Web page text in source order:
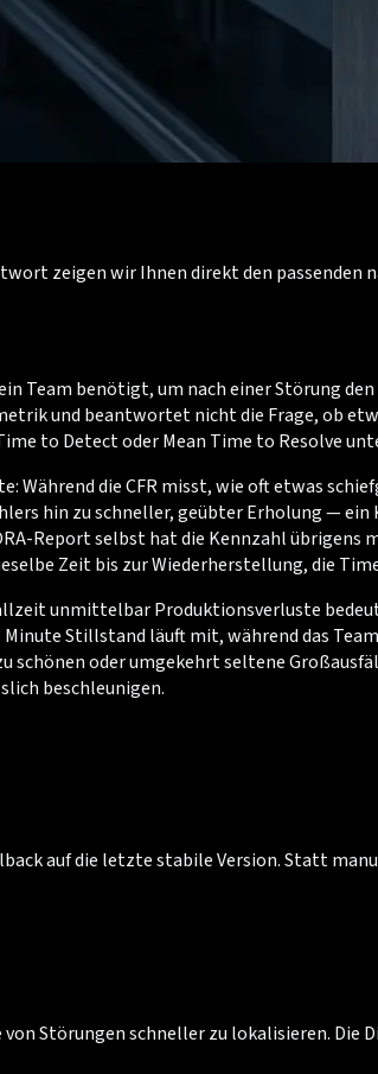
zeigen wir Ihnen direkt den
Team benötigt, um nach einer Störung
und beantwortet nicht die Frage, ob
to Detect oder Mean Time to Resolve
Während die CFR misst, wie oft etwas
hin zu schneller, geübter Erholung —
Report selbst hat die Kennzahl übrigens
Zeit bis zur Wiederherstellung, die
unmittelbar Produktionsverluste
Stillstand läuft mit, während das
schönen oder umgekehrt seltene
beschleunigen.
auf die letzte stabile Version. Statt
Störungen schneller zu lokalisieren.